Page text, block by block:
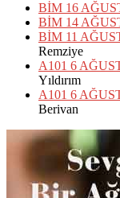
BİM 16
BİM 14
BİM 11
Remziye
A101 6
Yıldırım
A101 6
Berivan